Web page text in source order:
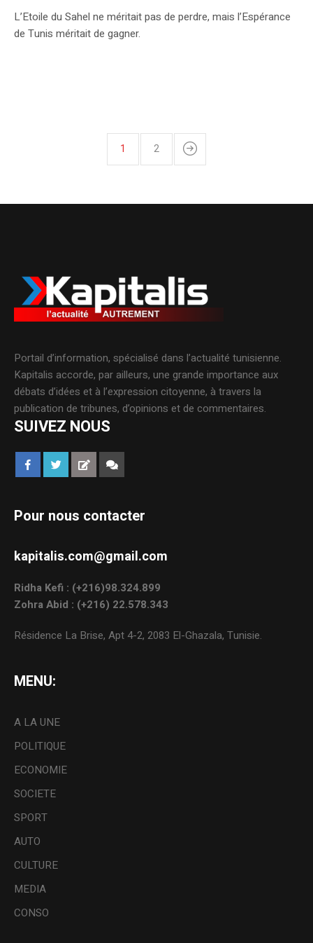
L’Etoile du Sahel ne méritait pas de perdre, mais l’Espérance
de Tunis méritait de gagner.
1 2
Portail d’information, spécialisé dans l’actualité tunisienne.
Kapitalis accorde, par ailleurs, une grande importance aux
débats d’idées et à l’expression citoyenne, à travers la
publication de tribunes, d’opinions et de commentaires.
SUIVEZ NOUS
Pour nous contacter
kapitalis.com@gmail.com
Ridha Kefi : (+216)98.324.899
Zohra Abid : (+216) 22.578.343
Résidence La Brise, Apt 4-2, 2083 El-Ghazala, Tunisie.
MENU:
A LA UNE
POLITIQUE
ECONOMIE
SOCIETE
SPORT
AUTO
CULTURE
MEDIA
CONSO